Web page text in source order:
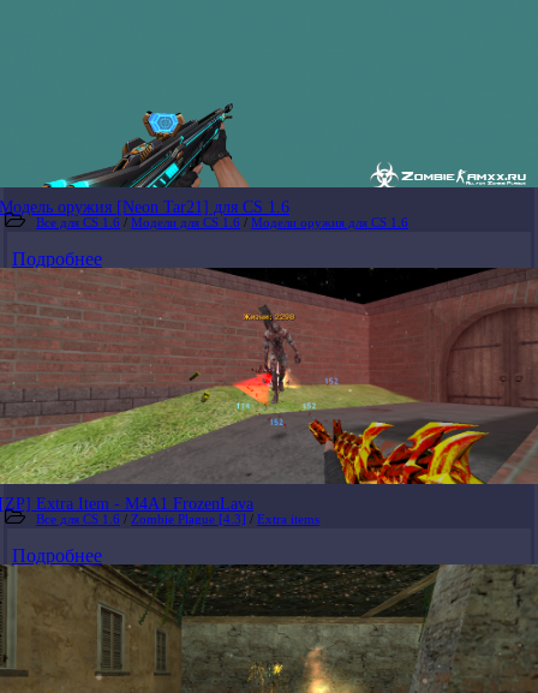
Модель оружия [Neon Tar21] для CS 1.6
Все для CS 1.6 / Модели для CS 1.6 / Модели оружия для CS 1.6
Подробнее
[ZP] Extra Item - M4A1 FrozenLava
Все для CS 1.6 / Zombie Plague [4.3] / Extra items
Подробнее